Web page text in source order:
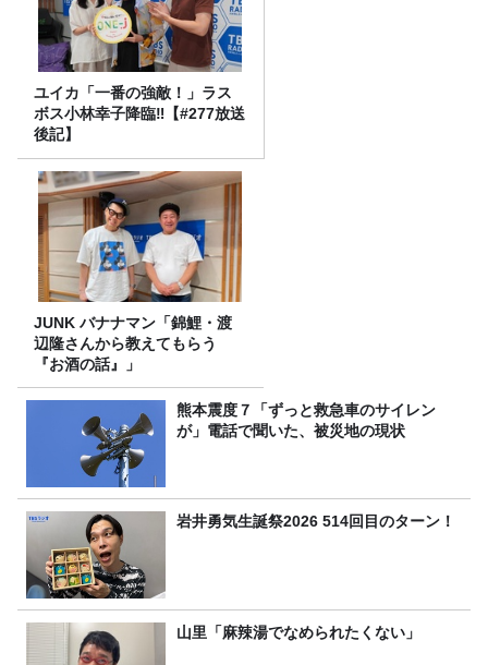
ユイカ「一番の強敵！」ラス
ボス小林幸子降臨‼【#277放送
後記】
JUNK バナナマン「錦鯉・渡
辺隆さんから教えてもらう
『お酒の話』」
熊本震度７「ずっと救急車のサイレン
が」電話で聞いた、被災地の現状
岩井勇気生誕祭2026 514回目のターン！
山里「麻辣湯でなめられたくない」